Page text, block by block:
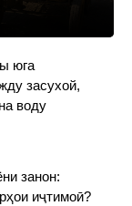
юга
засухой,
воду
занон:
иҷтимоӣ?